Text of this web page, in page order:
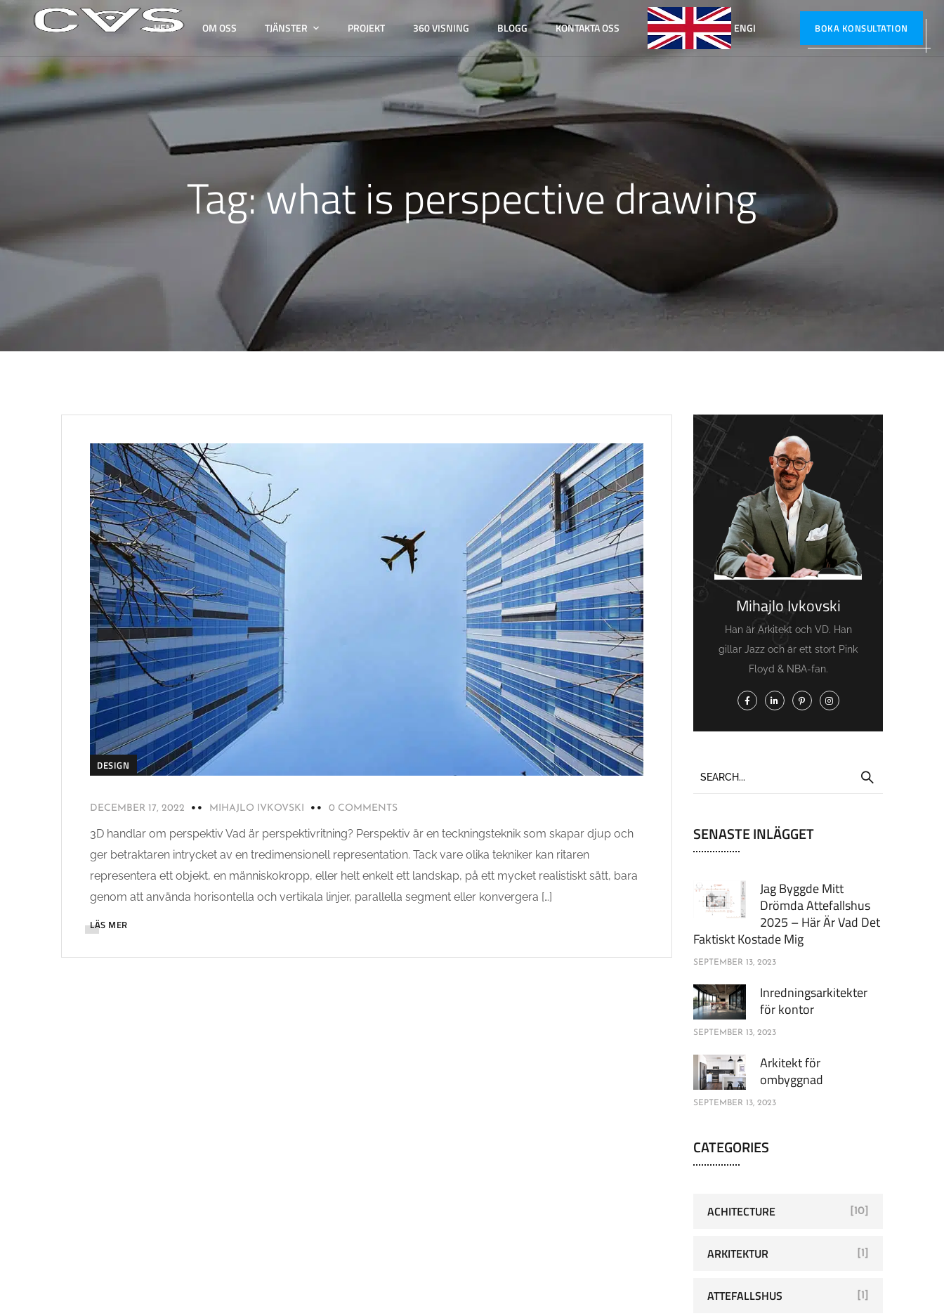
HEM OM OSS TJÄNSTER PROJEKT 360 VISNING BLOGG KONTAKTA OSS ENGLISH BOKA KONSULTATION
Tag:what is perspective drawing
DESIGN
DECEMBER 17, 2022 MIHAJLO IVKOVSKI 0 COMMENTS
3D handlar om perspektiv Vad är perspektivritning? Perspektiv är en teckningsteknik som skapar djup och
ger betraktaren intrycket av en tredimensionell representation. Tack vare olika tekniker kan ritaren
representera ett objekt, en människokropp, eller helt enkelt ett landskap, på ett mycket realistiskt sätt, bara
genom att använda horisontella och vertikala linjer, parallella segment eller konvergera […]
LÄS MER
Mihajlo Ivkovski
Han är Arkitekt och VD. Han
gillar Jazz och är ett stort Pink
Floyd & NBA-fan.
SENASTE INLÄGGET
Jag Byggde Mitt
Drömda Attefallshus
2025 – Här Är Vad Det
Faktiskt Kostade Mig
SEPTEMBER 13, 2023
Inredningsarkitekter
för kontor
SEPTEMBER 13, 2023
Arkitekt för
ombyggnad
SEPTEMBER 13, 2023
CATEGORIES
ACHITECTURE [10]
ARKITEKTUR [1]
ATTEFALLSHUS [1]